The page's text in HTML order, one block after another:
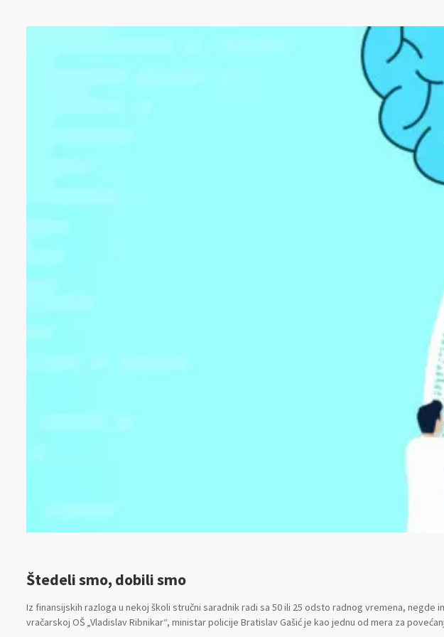
Štedeli smo, dobili smo
Iz finansijskih razloga u nekoj školi stručni saradnik radi sa 50 ili 25 odsto radnog vremena,
vračarskoj OŠ „Vladislav Ribnikar“, ministar policije Bratislav Gašić je kao jednu od mera za